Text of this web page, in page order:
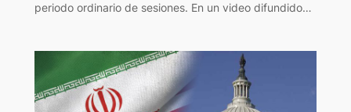
periodo ordinario de sesiones. En un video difundido…